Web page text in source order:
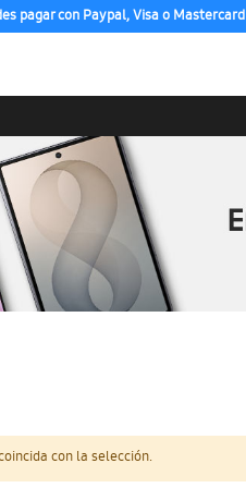
pagar con Paypal, Visa o Mastercard
con la selección.